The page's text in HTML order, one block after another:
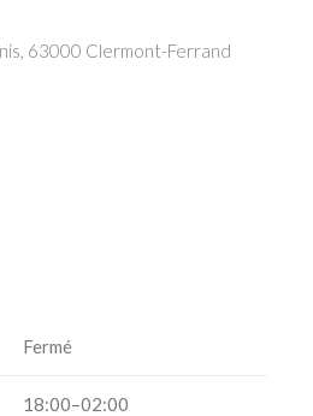
63000 Clermont-Ferrand
Fermé
18:00–02:00